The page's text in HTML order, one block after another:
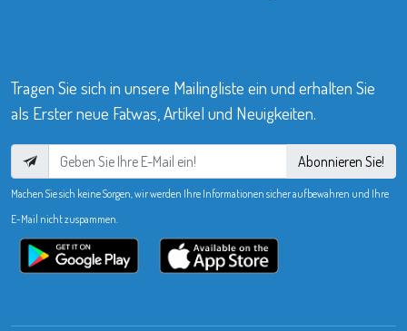
Tragen Sie sich in unsere Mailingliste ein und erhalten Sie
als Erster neue Fatwas, Artikel und Neuigkeiten.
Abonnieren Sie!
Machen Sie sich keine Sorgen, wir werden Ihre Informationen sicher aufbewahren und Ihre
E-Mail nicht zuspammen.